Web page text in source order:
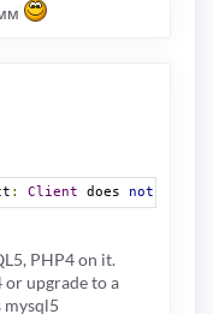
: Client does not
PHP4 on it.
upgrade to a